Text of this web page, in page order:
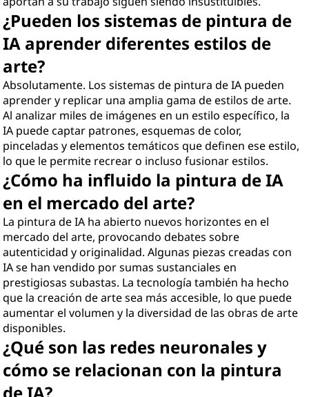
¿Pueden los sistemas de pintura de
IA aprender diferentes estilos de
arte?
Absolutamente. Los sistemas de pintura de IA pueden
aprender y replicar una amplia gama de estilos de arte.
Al analizar miles de imágenes en un estilo específico, la
IA puede captar patrones, esquemas de color,
pinceladas y elementos temáticos que definen ese estilo,
lo que le permite recrear o incluso fusionar estilos.
¿Cómo ha influido la pintura de IA
en el mercado del arte?
La pintura de IA ha abierto nuevos horizontes en el
mercado del arte, provocando debates sobre
autenticidad y originalidad. Algunas piezas creadas con
IA se han vendido por sumas sustanciales en
prestigiosas subastas. La tecnología también ha hecho
que la creación de arte sea más accesible, lo que puede
aumentar el volumen y la diversidad de las obras de arte
disponibles.
¿Qué son las redes neuronales y
cómo se relacionan con la pintura